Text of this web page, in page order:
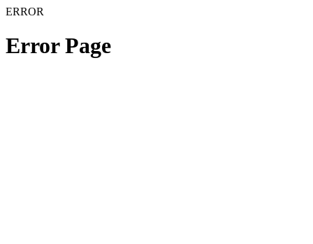
ERROR
Error Page